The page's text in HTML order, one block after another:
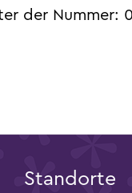
der Nummer:
Standorte